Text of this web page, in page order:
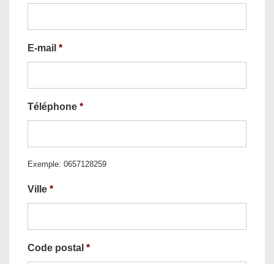
E-mail *
Téléphone *
Exemple: 0657128259
Ville *
Code postal *